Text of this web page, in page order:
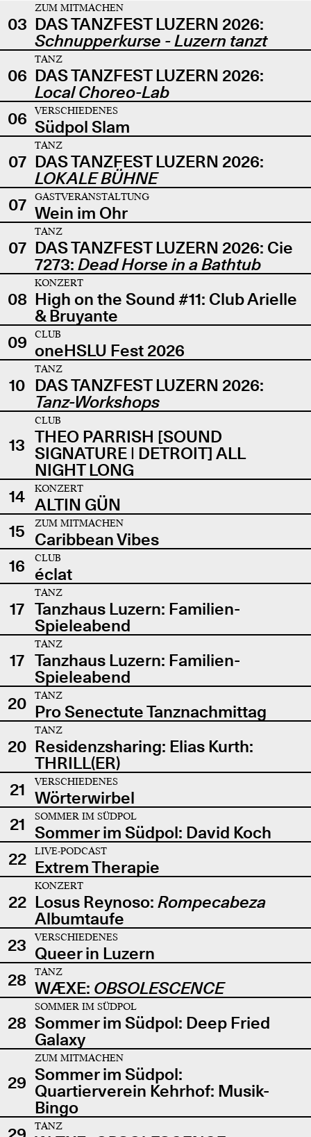
03
ZUM MITMACHEN
DAS TANZFEST LUZERN 2026:
Schnupperkurse - Luzern tanzt
06
TANZ
DAS TANZFEST LUZERN 2026:
Local Choreo-Lab
06
VERSCHIEDENES
Südpol Slam
07
TANZ
DAS TANZFEST LUZERN 2026:
LOKALE BÜHNE
07
GASTVERANSTALTUNG
Wein im Ohr
07
TANZ
DAS TANZFEST LUZERN 2026: Cie
7273: Dead Horse in a Bathtub
08
KONZERT
High on the Sound #11: Club Arielle
& Bruyante
09
CLUB
oneHSLU Fest 2026
10
TANZ
DAS TANZFEST LUZERN 2026:
Tanz-Workshops
13
CLUB
THEO PARRISH [SOUND
SIGNATURE | DETROIT] ALL
NIGHT LONG
14
KONZERT
ALTIN GÜN
15
ZUM MITMACHEN
Caribbean Vibes
16
CLUB
éclat
17
TANZ
Tanzhaus Luzern: Familien-
Spieleabend
17
TANZ
Tanzhaus Luzern: Familien-
Spieleabend
20
TANZ
Pro Senectute Tanznachmittag
20
TANZ
Residenzsharing: Elias Kurth:
THRILL(ER)
21
VERSCHIEDENES
Wörterwirbel
21
SOMMER IM SÜDPOL
Sommer im Südpol: David Koch
22
LIVE-PODCAST
Extrem Therapie
22
KONZERT
Losus Reynoso: Rompecabeza
Albumtaufe
23
VERSCHIEDENES
Queer in Luzern
28
TANZ
WÆXE: OBSOLESCENCE
28
SOMMER IM SÜDPOL
Sommer im Südpol: Deep Fried
Galaxy
29
ZUM MITMACHEN
Sommer im Südpol:
Quartierverein Kehrhof: Musik-
Bingo
TANZ